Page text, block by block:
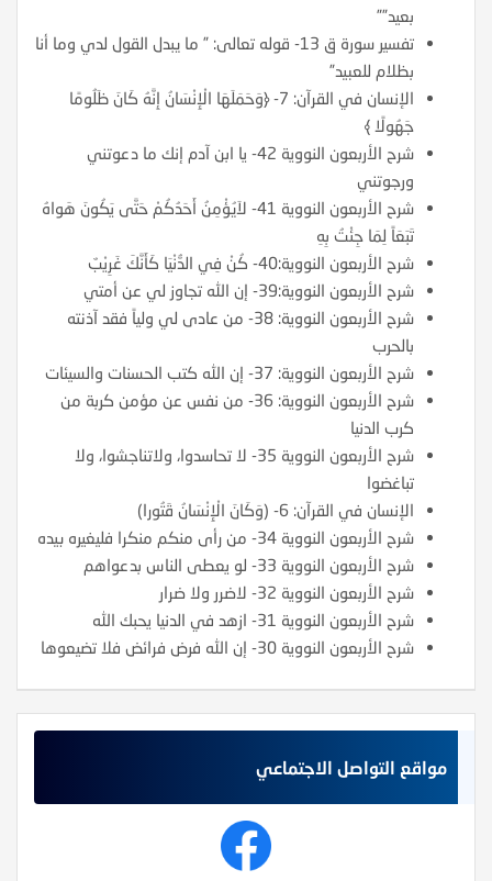
بعيد””
تفسير سورة ق 13- قوله تعالى: ” ما يبدل القول لدي وما أنا
بظلام للعبيد”
الإنسان في القرآن: 7- ﴿وَحَمَلَهَا الْإِنْسَانُ إِنَّهُ كَانَ ظَلُومًا
جَهُولًا ﴾
شرح الأربعون النووية 42- يا ابن آدم إنك ما دعوتني
ورجوتني
شرح الأربعون النووية 41- لاَيُؤْمِنُ أَحَدُكُمْ حَتَّى يَكُونَ هَواهُ
تَبَعَاً لِمَا جِئْتُ بِهِ
شرح الأربعون النووية:40- كُنْ فِي الدُّنْيَا كَأَنَّكَ غَرِيْبٌ
شرح الأربعون النووية:39- إن الله تجاوز لي عن أمتي
شرح الأربعون النووية: 38- من عادى لي ولياً فقد آذنته
بالحرب
شرح الأربعون النووية: 37- إن الله كتب الحسنات والسيئات
شرح الأربعون النووية: 36- من نفس عن مؤمن كربة من
كرب الدنيا
شرح الأربعون النووية 35- لا تحاسدوا، ولاتناجشوا، ولا
تباغضوا
الإنسان في القرآن: 6- (وَكَانَ الْإِنْسَانُ قَتُورا)
شرح الأربعون النووية 34- من رأى منكم منكرا فليغيره بيده
شرح الأربعون النووية 33- لو يعطى الناس بدعواهم
شرح الأربعون النووية 32- لاضرر ولا ضرار
شرح الأربعون النووية 31- ازهد في الدنيا يحبك الله
شرح الأربعون النووية 30- إن الله فرض فرائض فلا تضيعوها
مواقع التواصل الاجتماعي